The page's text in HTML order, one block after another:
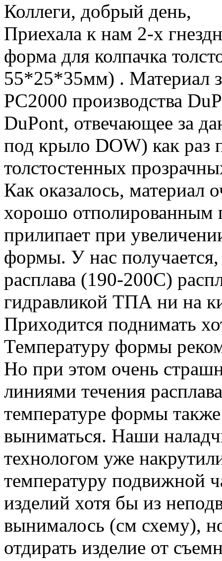
Коллеги, добрый день,
Приехала к нам 2-х
форма для колпачка
55*25*35мм) . Материал
PC2000 производства
DuPont, отвечающее за
под крыло DOW) как раз
толстостенных
Как оказалось, материал
хорошо отполированным
прилипает при
формы. У нас
расплава (190-200С)
гидравликой ТПА ни на
Приходится поднимать
Температуру формы
Но при этом очень
линиями течения
температуре формы
выниматься. Наши
технологом уже
температуру подвижной
изделий хотя бы из
вынималось (см схему),
отдирать изделие от